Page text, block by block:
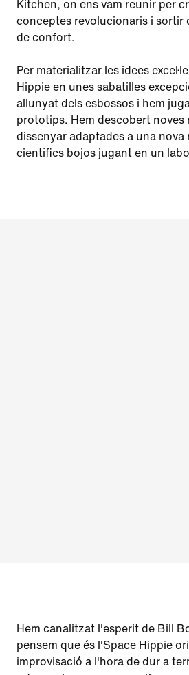
Kitchen, on ens vam reunir per
conceptes revolucionaris i sortir
de confort.
Per materialitzar les idees
Hippie en unes sabatilles
allunyat dels esbossos i hem
prototips. Hem descobert noves
dissenyar adaptades a una nova
científics bojos jugant en un
Hem canalitzat l'esperit de Bill
pensem que és l'Space Hippie
improvisació a l'hora de dur a